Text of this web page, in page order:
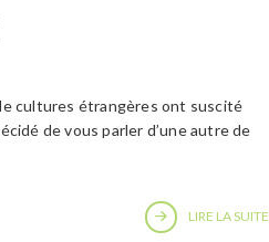
cultures étrangères ont suscité
de vous parler d’une autre de
LIRE LA SUITE